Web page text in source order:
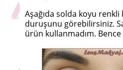
Aşağıda solda koyu renkli
duruşunu görebilirsiniz.
ürün kullanmadım.